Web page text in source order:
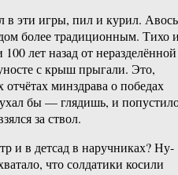
в эти игры, пил и курил. Авось
более традиционным. Тихо
лет назад от неразделённой
с крыш прыгали. Это,
минздрава о победах
бы — глядишь, и
за ствол.
и в детсад в наручниках? Ну-
что солдатики косили